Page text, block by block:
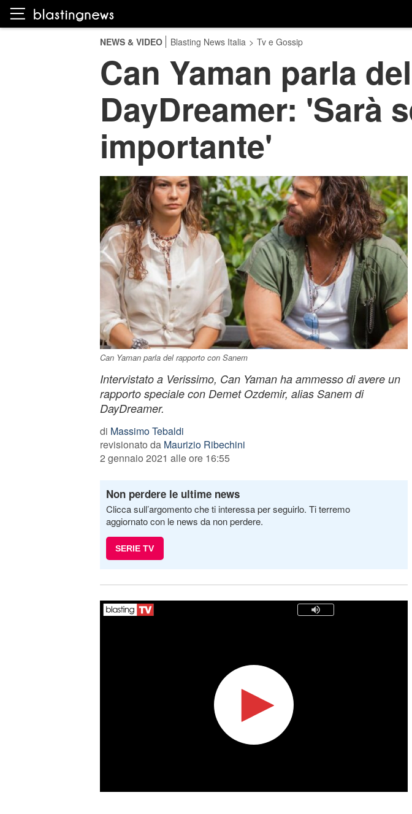
NEWS & VIDEO Blasting News Italia > Tv e Gossip
Can Yaman parla
DayDreamer: 'Sarà
importante'
Can Yaman parla del rapporto con Sanem
Intervistato a Verissimo, Can Yaman ha ammesso di avere un
rapporto speciale con Demet Ozdemir, alias Sanem di
DayDreamer.
di Massimo Tebaldi
revisionato da Maurizio Ribechini
2 gennaio 2021 alle ore 16:55
Non perdere le ultime news
Clicca sull’argomento che ti interessa per seguirlo. Ti terremo
aggiornato con le news da non perdere.
SERIE TV